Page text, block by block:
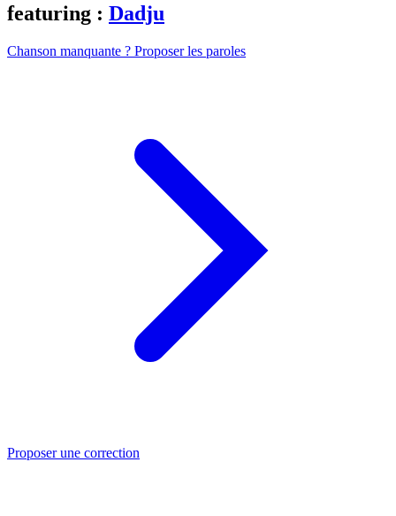
featuring : Dadju
Chanson manquante ? Proposer les paroles
Proposer une correction